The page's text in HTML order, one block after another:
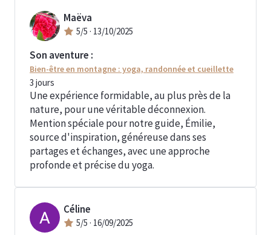
Maëva
5/5 · 13/10/2025
Son aventure :
Bien-être en montagne : yoga, randonnée et cueillette
3 jours
Une expérience formidable, au plus près de la
nature, pour une véritable déconnexion.
Mention spéciale pour notre guide, Émilie,
source d'inspiration, généreuse dans ses
partages et échanges, avec une approche
profonde et précise du yoga.
Céline
5/5 · 16/09/2025